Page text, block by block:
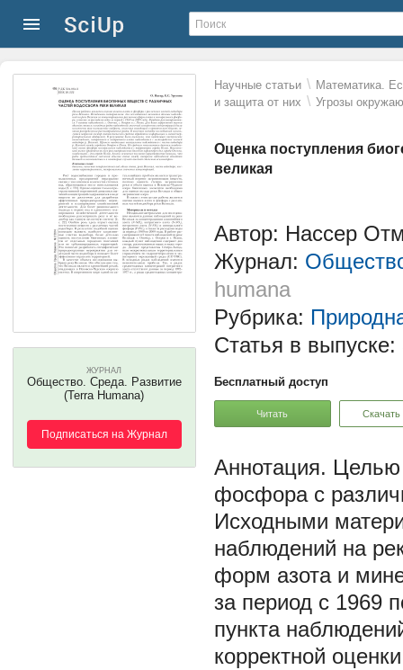
Научные статьи \ Математика.
и защита от них \ Угрозы
Оценка поступления
великая
ЖУРНАЛ
Общество. Среда. Развитие
(Terra Humana)
Подписаться на Журнал
Автор: Нассер
Журнал:
humana
Рубрика:
Статья в выпуске:
Бесплатный доступ
Читать Скачать
Целью
фосфора с
Исходными
наблюдений на
форм азота и
за период с 1969
пункта
корректной